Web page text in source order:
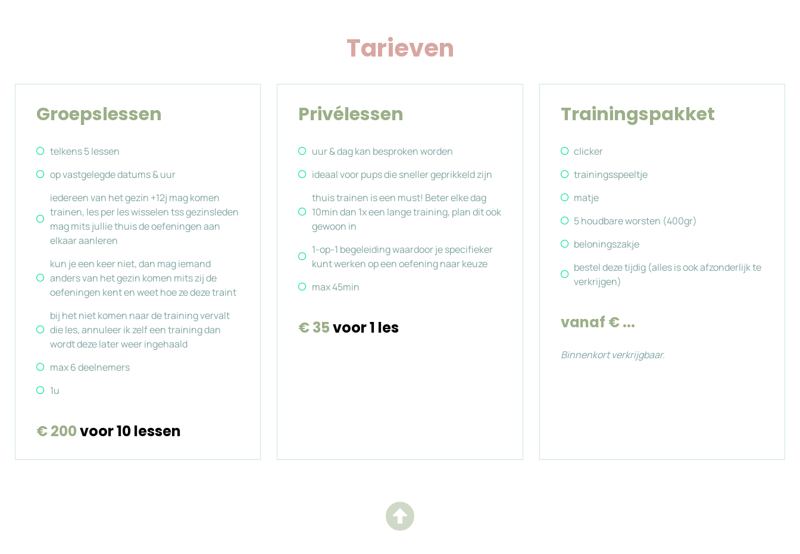
Tarieven
Groepslessen
telkens 5 lessen
op vastgelegde datums & uur
iedereen van het gezin +12j mag komen
trainen, les per les wisselen tss gezinsleden
mag mits jullie thuis de oefeningen aan
elkaar aanleren
kun je een keer niet, dan mag iemand
anders van het gezin komen mits zij de
oefeningen kent en weet hoe ze deze traint
bij het niet komen naar de training vervalt
die les, annuleer ik zelf een training dan
wordt deze later weer ingehaald
max 6 deelnemers
1u
€ 200voor 10 lessen
Privélessen
uur & dag kan besproken worden
ideaal voor pups die sneller geprikkeld zijn
thuis trainen is een must! Beter elke dag
10min dan 1x een lange training, plan dit ook
gewoon in
1-op-1 begeleiding waardoor je specifieker
kunt werken op een oefening naar keuze
max 45min
€ 35voor 1 les
Trainingspakket
clicker
trainingsspeeltje
matje
5 houdbare worsten (400gr)
beloningszakje
bestel deze tijdig (alles is ook afzonderlijk te
verkrijgen)
vanaf € ...
Binnenkort verkrijgbaar.